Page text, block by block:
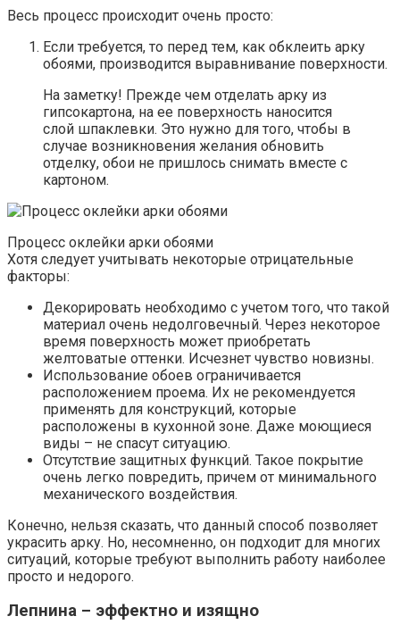
Весь процесс происходит очень просто:
Если требуется, то перед тем, как обклеить арку
обоями, производится выравнивание поверхности.
На заметку! Прежде чем отделать арку из
гипсокартона, на ее поверхность наносится
слой шпаклевки. Это нужно для того, чтобы в
случае возникновения желания обновить
отделку, обои не пришлось снимать вместе с
картоном.
Процесс оклейки арки обоями
Хотя следует учитывать некоторые отрицательные
факторы:
Декорировать необходимо с учетом того, что такой
материал очень недолговечный. Через некоторое
время поверхность может приобретать
желтоватые оттенки. Исчезнет чувство новизны.
Использование обоев ограничивается
расположением проема. Их не рекомендуется
применять для конструкций, которые
расположены в кухонной зоне. Даже моющиеся
виды – не спасут ситуацию.
Отсутствие защитных функций. Такое покрытие
очень легко повредить, причем от минимального
механического воздействия.
Конечно, нельзя сказать, что данный способ позволяет
украсить арку. Но, несомненно, он подходит для многих
ситуаций, которые требуют выполнить работу наиболее
просто и недорого.
Лепнина – эффектно и изящно